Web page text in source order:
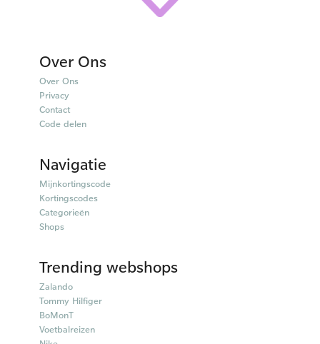
Over Ons
Over Ons
Privacy
Contact
Code delen
Navigatie
Mijnkortingscode
Kortingscodes
Categorieën
Shops
Trending webshops
Zalando
Tommy Hilfiger
BoMonT
Voetbalreizen